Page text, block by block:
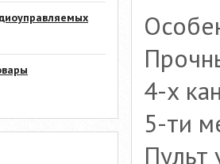
4-х
5-ти
Пульт